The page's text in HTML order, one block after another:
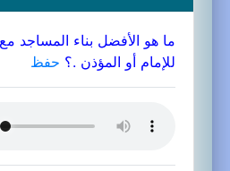
ما هو الأفضل بناء المساجد مع
للإمام أو المؤذن .؟ حفظ